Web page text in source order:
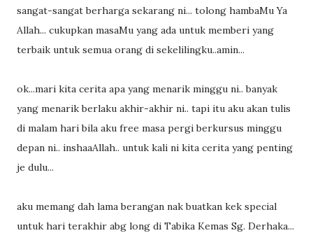
sangat-sangat berharga sekarang ni... tolong hambaMu Ya
Allah... cukupkan masaMu yang ada untuk memberi yang
terbaik untuk semua orang di sekelilingku..amin...
ok...mari kita cerita apa yang menarik minggu ni.. banyak
yang menarik berlaku akhir-akhir ni.. tapi itu aku akan tulis
di malam hari bila aku free masa pergi berkursus minggu
depan ni.. inshaaAllah.. untuk kali ni kita cerita yang penting
je dulu...
aku memang dah lama berangan nak buatkan kek special
untuk hari terakhir abg long di Tabika Kemas Sg. Derhaka...